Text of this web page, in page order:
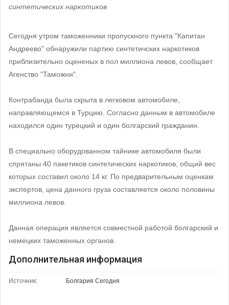
синтетических наркотиков
Сегодня утром таможенники пропускного пункта "Капитан
Андреево" обнаружили партию синтетичских наркотиков
приблизительно оцененых в пол миллиона левов, сообщает
Агенство "Таможни".
Контрабанда была скрыта в легковом автомобиле,
направляющемся в Турцию. Согласно данным в автомобиле
находился один турецкий и один болгарский гражданин.
В специально оборудованном тайнике автомобиля были
спрятаны 40 пакетиков синтетических наркотиков, общий вес
которых составил около 14 кг. По предварительным оценкам
экспертов, цена данного груза составляется около половины
миллиона левов.
Данная операция является совместной работой болгарский и
немецких таможенных органов.
Дополнительная информация
Источник: Болгария Сегодня